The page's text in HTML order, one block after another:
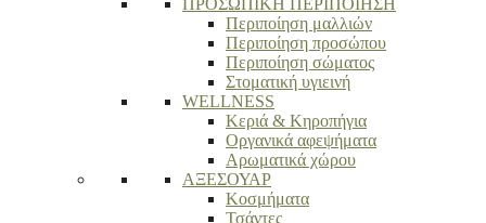
ΠΡΟΣΩΠΙΚΗ ΠΕΡΙΠΟΙΗΣΗ
Περιποίηση μαλλιών
Περιποίηση προσώπου
Περιποίηση σώματος
Στοματική υγιεινή
WELLNESS
Κεριά & Κηροπήγια
Οργανικά αφεψήματα
Αρωματικά χώρου
ΑΞΕΣΟΥΑΡ
Κοσμήματα
Τσάντες